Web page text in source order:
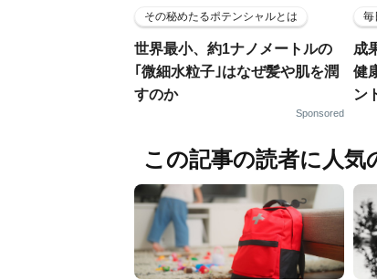
その秘めたるポテンシャルとは
世界最小、約1ナノメートルの
｢微細水粒子｣はなぜ髪や肌を潤
すのか
Sponsored
毎
成
健
ン
この記事の読者に人気